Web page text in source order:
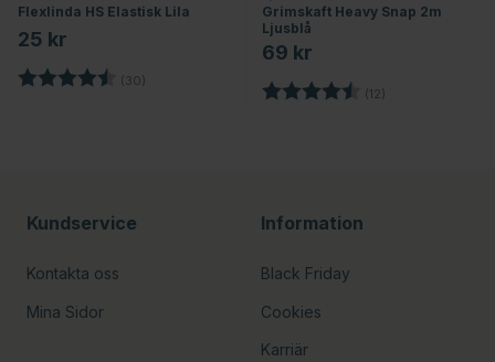
Flexlinda HS Elastisk Lila
25 kr
Betyg: (30)
Grimskaft Heavy Snap 2m
Ljusblå
69 kr
Betyg: (12)
Kundservice
Kontakta oss
Mina Sidor
Information
Black Friday
Cookies
Karriär